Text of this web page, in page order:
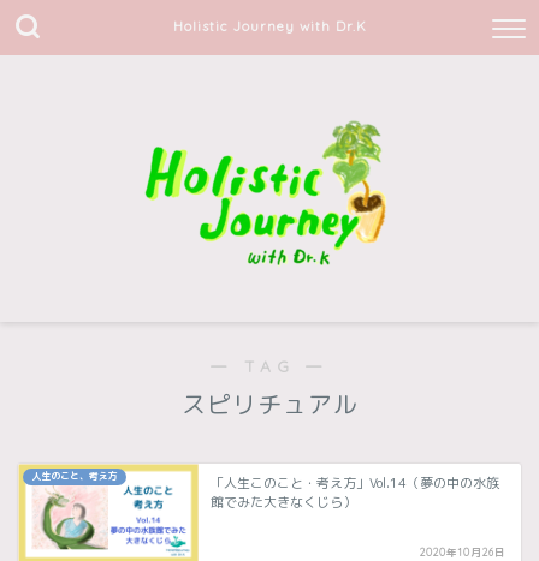
Holistic Journey with Dr.K
― TAG ―
スピリチュアル
人生のこと、考え方
「人生このこと・考え方」Vol.14（夢の中の水族
館でみた大きなくじら）
2020年10月26日